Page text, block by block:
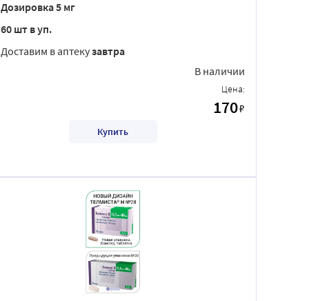
Дозировка 5 мг
60 шт в уп.
Доставим в аптекузавтра
В наличии
Цена:
170₽
Купить